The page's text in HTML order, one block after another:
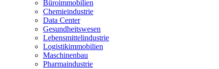
Büroimmobilien
Chemieindustrie
Data Center
Gesundheitswesen
Lebensmittelindustrie
Logistikimmobilien
Maschinenbau
Pharmaindustrie